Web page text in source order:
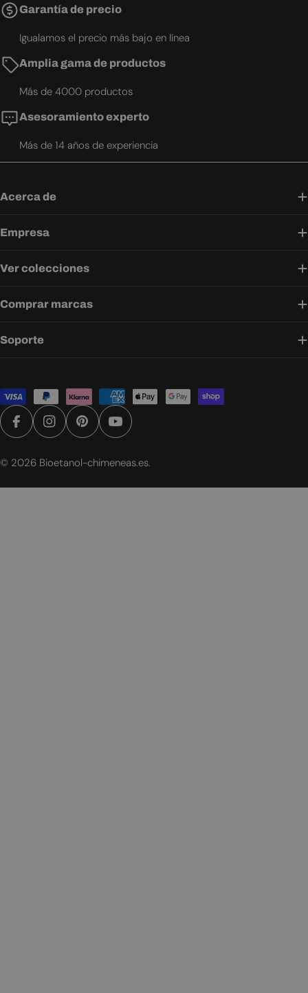
Garantía de precio
Igualamos el precio más bajo en línea
Amplia gama de productos
Más de 4000 productos
Asesoramiento experto
Más de 14 años de experiencia
Acerca de
Empresa
Ver colecciones
Comprar marcas
Soporte
Métodos
de
pagoFacebookInstagramPinterestYouTube
© 2026 Bioetanol-chimeneas.es.